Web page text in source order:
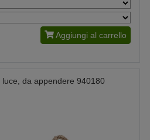
Aggiungi al carrello
da appendere 940180